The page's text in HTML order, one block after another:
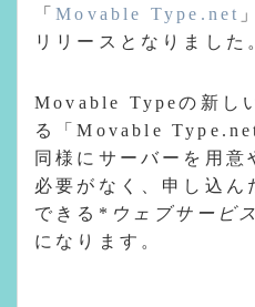
「Movable Type.net
リリースとなりました
Movable Typeの新し
る「Movable
同様にサーバーを用意
必要がなく、申し込ん
できる* ウェブサービ
になります。